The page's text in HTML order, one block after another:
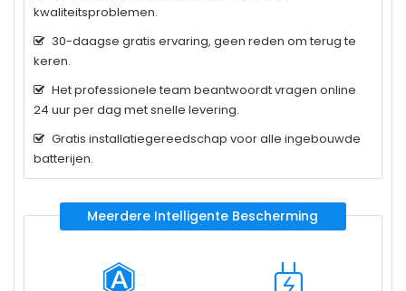
kwaliteitsproblemen.
30-daagse gratis ervaring, geen reden om terug te
keren.
Het professionele team beantwoordt vragen online
24 uur per dag met snelle levering.
Gratis installatiegereedschap voor alle ingebouwde
batterijen.
Meerdere Intelligente Bescherming